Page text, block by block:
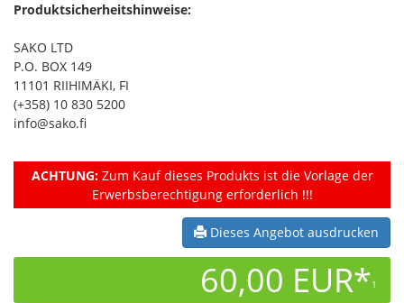
Produktsicherheitshinweise:
SAKO LTD
P.O. BOX 149
11101 RIIHIMÄKI, FI
(+358) 10 830 5200
info@sako.fi
ACHTUNG:Zum Kauf dieses Produkts ist die Vorlage der
Erwerbsberechtigung erforderlich !!!
Dieses Angebot ausdrucken
60,00 EUR*1